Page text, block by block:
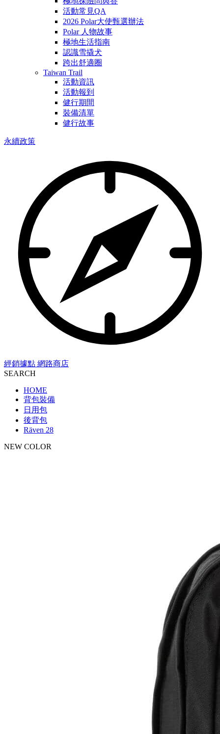
活動常見QA
2026 Polar大使甄選辦法
Polar 人物故事
極地生活指南
認識雪撬犬
跨出舒適圈
Taiwan Trail
活動資訊
活動報到
健行期間
裝備清單
健行故事
永續政策
經銷據點 網路商店
SEARCH
HOME
背包裝備
日用包
後背包
Räven 28
NEW COLOR